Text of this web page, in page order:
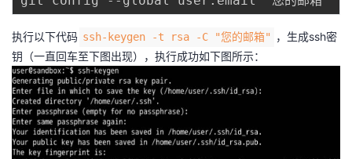
执行以下代码 ssh-keygen -t rsa -C "您的邮箱"
，生成ssh密
钥（一直回车至下图出现），执行成功如下图所示：